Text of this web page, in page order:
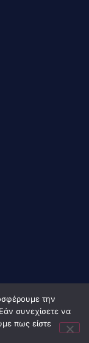
byEvolution
την
συνεχίσετε να
πως είστε